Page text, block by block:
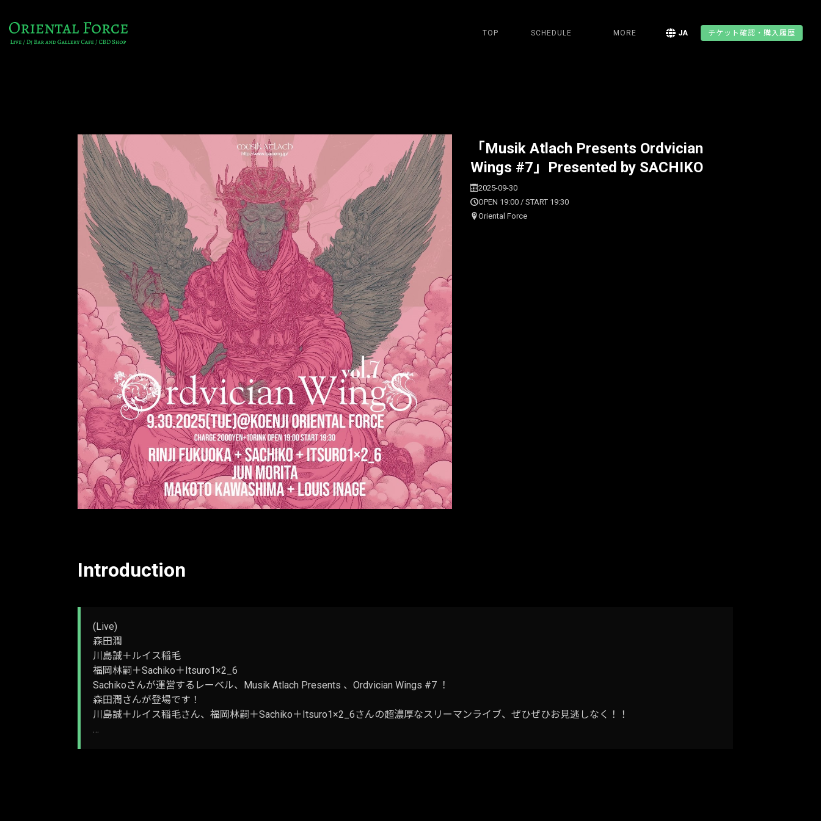
TOP SCHEDULE MORE JA チケット確認・購入履歴
「Musik Atlach Presents Ordvician
Wings #7」Presented by SACHIKO
2025-09-30
OPEN 19:00 / START 19:30
Oriental Force
Introduction
(Live)
森田潤
川島誠＋ルイス稲毛
福岡林嗣＋Sachiko＋Itsuro1×2_6
Sachikoさんが運営するレーベル、Musik Atlach Presents 、Ordvician Wings #7 ！
森田潤さんが登場です！
川島誠＋ルイス稲毛さん、福岡林嗣＋Sachiko＋Itsuro1×2_6さんの超濃厚なスリーマンライブ、ぜひぜひお見逃しなく！！
…